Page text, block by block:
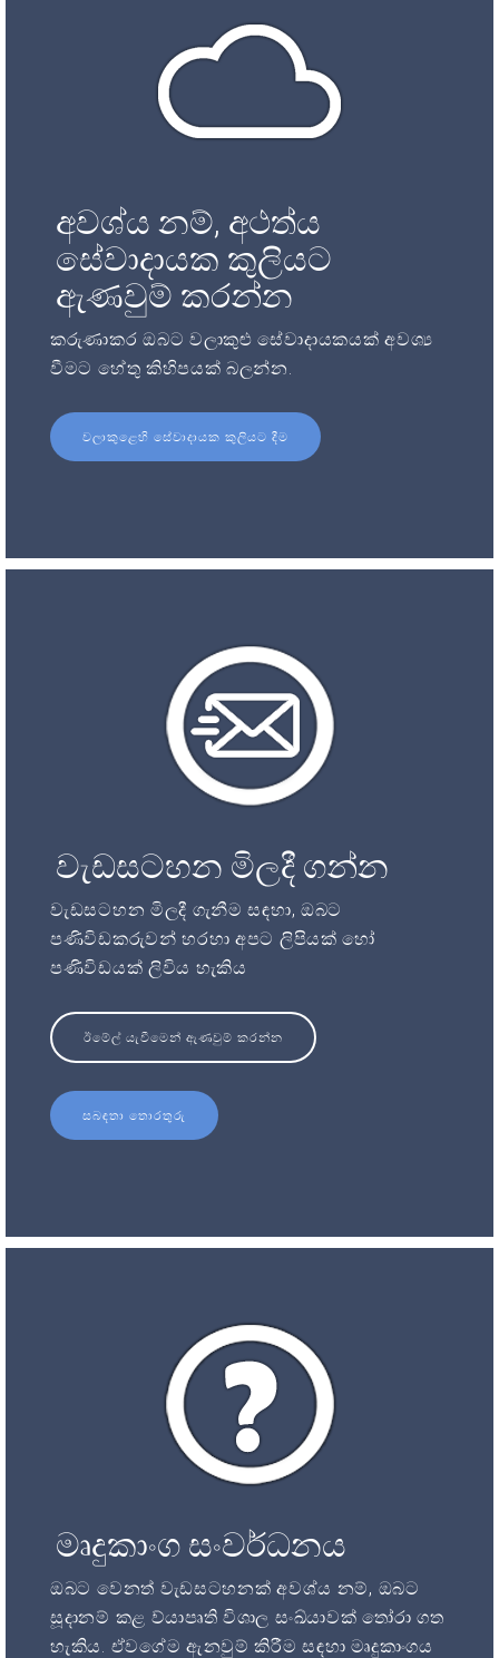
අවශ්ය නම්, අථත්ය
සේවාදායක කුලියට
ඇණවුම් කරන්න
කරුණාකර ඔබට වලාකුළු සේවාදායකයක් අවශ්‍ය
වීමට හේතු කිහිපයක් බලන්න.
වලාකුළෙහි සේවාදායක කුලියට දීම
වැඩසටහන මිලදී ගන්න
වැඩසටහන මිලදී ගැනීම සඳහා, ඔබට
පණිවිඩකරුවන් හරහා අපට ලිපියක් හෝ
පණිවිඩයක් ලිවිය හැකිය
ඊමේල් යැවීමෙන් ඇණවුම් කරන්න
සබඳතා තොරතුරු
මෘදුකාංග සංවර්ධනය
ඔබට වෙනත් වැඩසටහනක් අවශ්ය නම්, ඔබට
සූදානම් කළ ව්යාපෘති විශාල සංඛ්යාවක් තෝරා ගත
හැකිය. ඒවගේම ඇනවුම් කිරීම සඳහා මෘදුකාංගය